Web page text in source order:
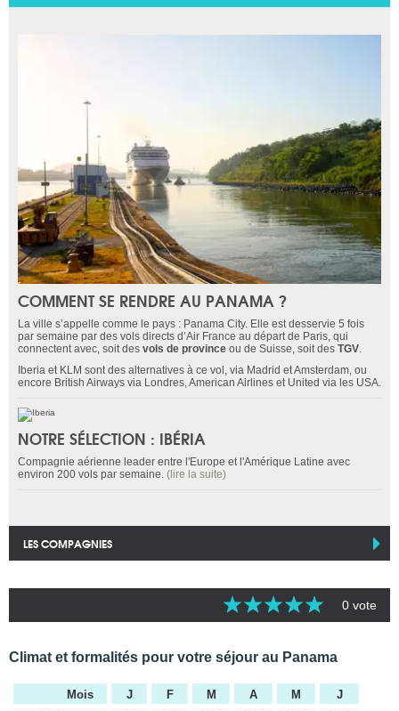
COMMENT SE RENDRE AU PANAMA ?
La ville s’appelle comme le pays : Panama City. Elle est desservie 5 fois
par semaine par des vols directs d’Air France au départ de Paris, qui
connectent avec, soit des vols de province ou de Suisse, soit des TGV.
Iberia et KLM sont des alternatives à ce vol, via Madrid et Amsterdam, ou
encore British Airways via Londres, American Airlines et United via les USA.
NOTRE SÉLECTION : IBÉRIA
Compagnie aérienne leader entre l'Europe et l'Amérique Latine avec
environ 200 vols par semaine. (lire la suite)
LES COMPAGNIES
0 vote
Climat et formalités pour votre séjour au Panama
Mois J F M A M
J